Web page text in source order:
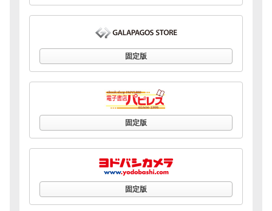
固定版
固定版
固定版